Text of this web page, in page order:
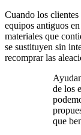
Cuando los
equipos antiguos
materiales que
se sustituyen sin
recomprar las
de los
que